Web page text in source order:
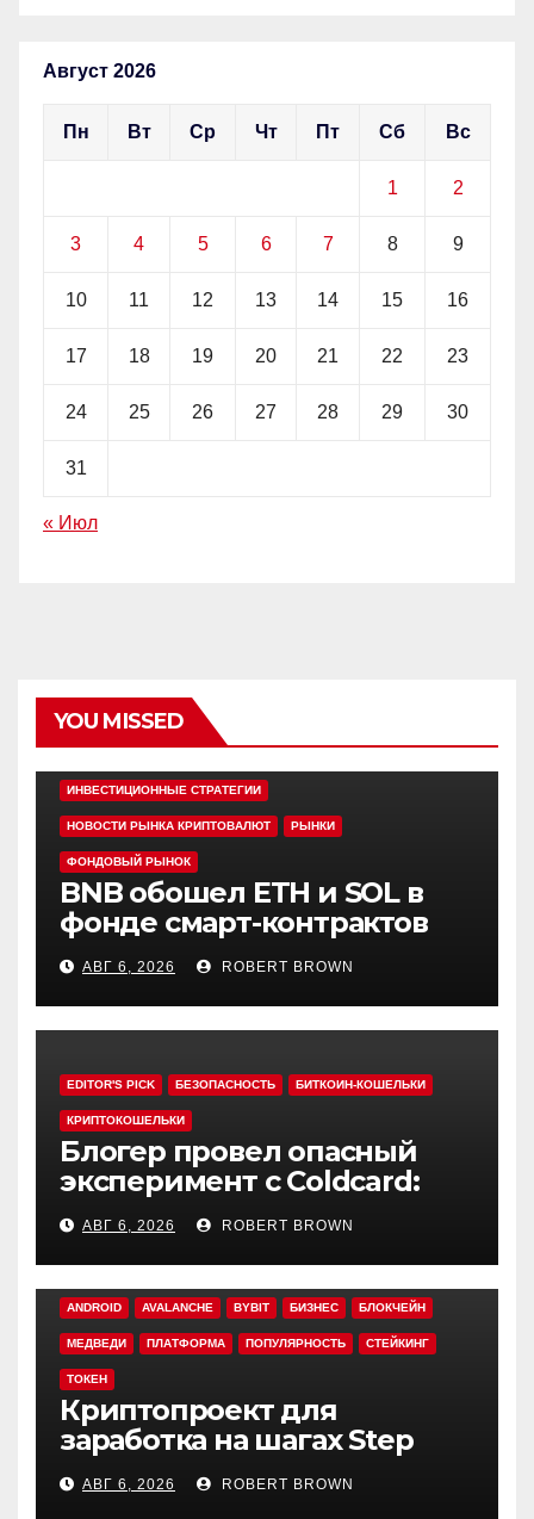
Август 2026
Пн Вт Ср Чт Пт Сб Вс
1 2
3 4 5 6 7 8 9
10 11 12 13 14 15 16
17 18 19 20 21 22 23
24 25 26 27 28 29 30
31
« Июл
YOU MISSED
ИНВЕСТИЦИОННЫЕ СТРАТЕГИИ
НОВОСТИ РЫНКА КРИПТОВАЛЮТ РЫНКИ
ФОНДОВЫЙ РЫНОК
BNB обошел ETH и SOL в
фонде смарт-контрактов
Grayscale
АВГ 6, 2026 ROBERT BROWN
EDITOR'S PICK БЕЗОПАСНОСТЬ БИТКОИН-КОШЕЛЬКИ
КРИПТОКОШЕЛЬКИ
Блогер провел опасный
эксперимент с Coldcard:
быстрый взлом уязвимого
кошелька
АВГ 6, 2026 ROBERT BROWN
ANDROID AVALANCHE BYBIT БИЗНЕС БЛОКЧЕЙН
МЕДВЕДИ ПЛАТФОРМА ПОПУЛЯРНОСТЬ СТЕЙКИНГ
ТОКЕН
Криптопроект для
заработка на шагах Step
App закрывается спустя
четыре года работы
АВГ 6, 2026 ROBERT BROWN